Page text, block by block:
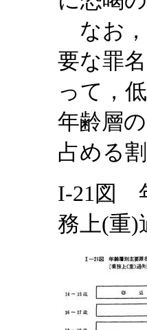
なお，
要な罪
って，
年齢層
占める
I-21図
務上(重)